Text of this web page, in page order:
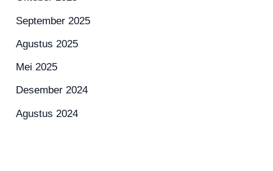
September 2025
Agustus 2025
Mei 2025
Desember 2024
Agustus 2024